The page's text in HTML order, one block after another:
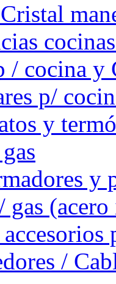
/ cocina y
p/
y
y
gas
/